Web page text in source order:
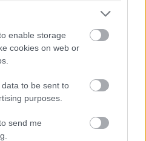
enable storage
cookies on web or
to be sent to
purposes.
send me
a Brit
műszaki hiba
és falnak rohant a
megfontolás
túlélni: Purley teste
lassult le 173
kapott – egészen